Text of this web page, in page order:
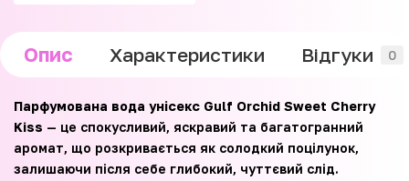
Опис Характеристики Відгуки 0
Парфумована вода унісекс Gulf Orchid Sweet Cherry
Kiss — це спокусливий, яскравий та багатогранний
аромат, що розкривається як солодкий поцілунок,
залишаючи після себе глибокий, чуттєвий слід.